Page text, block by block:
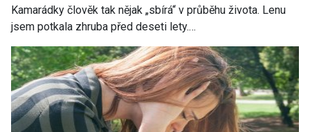
Kamarádky člověk tak nějak „sbírá“ v průběhu života. Lenu
jsem potkala zhruba před deseti lety.…